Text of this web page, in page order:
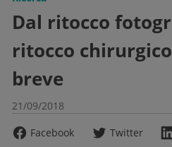
Dal ritocco
ritocco
breve
21/09/2018
Facebook
Twitter